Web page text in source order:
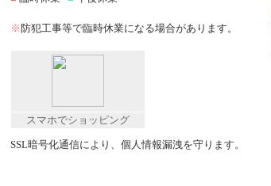
※ 防犯工事等で臨時休業になる場合があります。
スマホでショッピング
SSL暗号化通信により、個人情報漏洩を守ります。